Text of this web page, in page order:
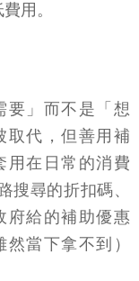
用。
要」而不是「想
取代，但善用補
用在日常的消費
搜尋的折扣碼、
府給的補助優惠
當下拿不到）